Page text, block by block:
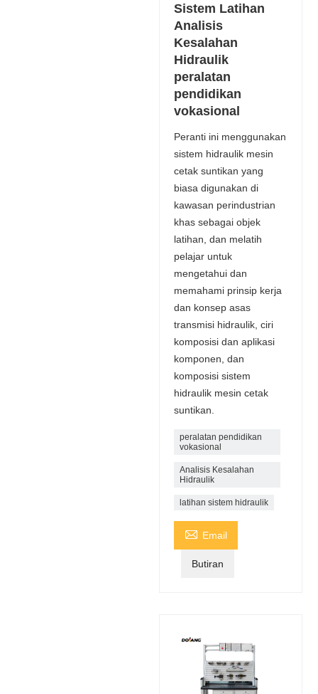
Sistem Latihan
Analisis
Kesalahan
Hidraulik
peralatan
pendidikan
vokasional
Peranti ini menggunakan
sistem hidraulik mesin
cetak suntikan yang
biasa digunakan di
kawasan perindustrian
khas sebagai objek
latihan, dan melatih
pelajar untuk
mengetahui dan
memahami prinsip kerja
dan konsep asas
transmisi hidraulik, ciri
komposisi dan aplikasi
komponen, dan
komposisi sistem
hidraulik mesin cetak
suntikan.
peralatan pendidikan
vokasional
Analisis Kesalahan
Hidraulik
latihan sistem hidraulik
 Email
Butiran